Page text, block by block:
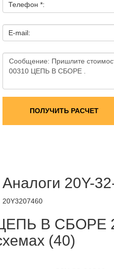
Телефон *:
E-mail:
ПОЛУЧИТЬ РАСЧЕТ
Аналоги 20Y-
20Y3207460
В СБОРЕ
(40)